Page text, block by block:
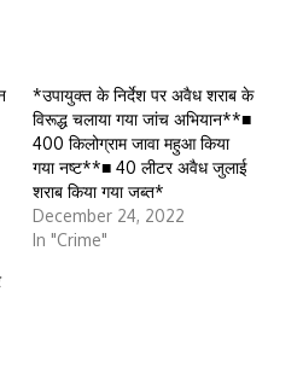
*उपायुक्त के निर्देश पर अवैध शराब के
विरूद्ध चलाया गया जांच अभियान**■
400 किलोग्राम जावा महुआ किया
गया नष्ट**■ 40 लीटर अवैध जुलाई
शराब किया गया जब्त*
December 24, 2022
In "Crime"